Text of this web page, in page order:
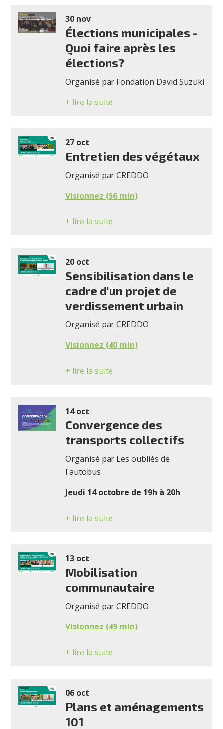
30 nov
Élections municipales -
Quoi faire après les
élections?
Organisé par Fondation David Suzuki
+ lire la suite
27 oct
Entretien des végétaux
Organisé par CREDDO
Visionnez (56 min)
+ lire la suite
20 oct
Sensibilisation dans le
cadre d'un projet de
verdissement urbain
Organisé par CREDDO
Visionnez (40 min)
+ lire la suite
14 oct
Convergence des
transports collectifs
Organisé par Les oubliés de
l'autobus
Jeudi 14 octobre de 19h à 20h
+ lire la suite
13 oct
Mobilisation
communautaire
Organisé par CREDDO
Visionnez (49 min)
+ lire la suite
06 oct
Plans et aménagements
101